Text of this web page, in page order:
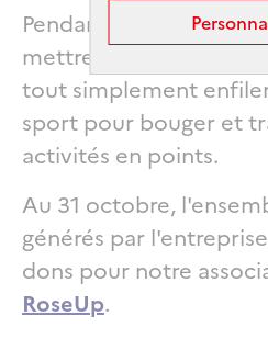
Pendant un mois,
mettre leurs baskets,
tout simplement
sport pour bouger et
activités en points.
Au 31 octobre,
générés par
dons pour notre
RoseUp.